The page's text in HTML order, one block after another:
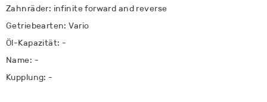
Zahnräder: infinite forward and reverse
Getriebearten: Vario
Öl-Kapazität: -
Name: -
Kupplung: -